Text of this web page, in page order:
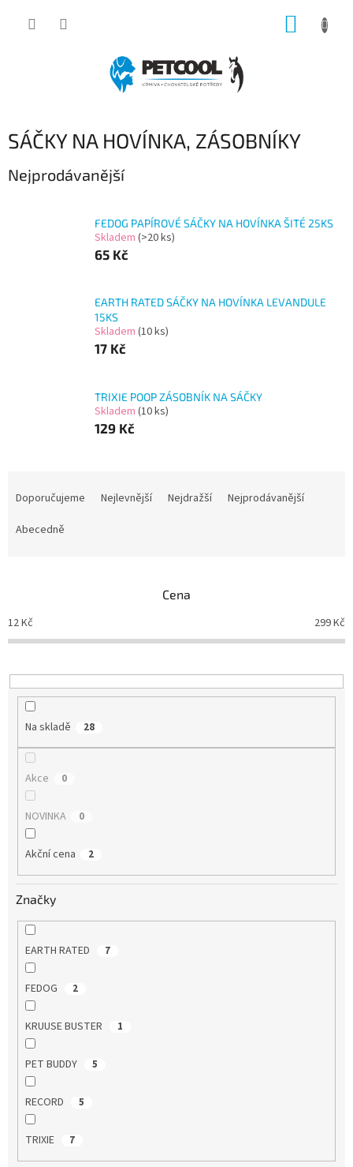
SÁČKY NA HOVÍNKA, ZÁSOBNÍKY
Nejprodávanější
FEDOG PAPÍROVÉ SÁČKY NA HOVÍNKA ŠITÉ 25KS
Skladem (>20 ks)
65 Kč
EARTH RATED SÁČKY NA HOVÍNKA LEVANDULE
15KS
Skladem (10 ks)
17 Kč
TRIXIE POOP ZÁSOBNÍK NA SÁČKY
Skladem (10 ks)
129 Kč
o
d
k
t
Doporučujeme Nejlevnější Nejdražší
Nejprodávanější
Abecedně
Cena
12Kč 299Kč
Na skladě 28
Akce 0
NOVINKA 0
Akční cena 2
Značky
EARTH RATED 7
FEDOG 2
KRUUSE BUSTER 1
PET BUDDY 5
RECORD 5
TRIXIE 7